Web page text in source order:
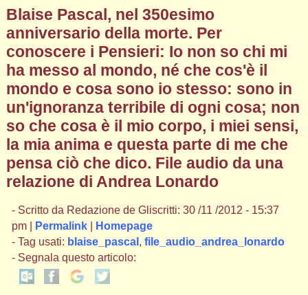
Blaise Pascal, nel 350esimo
anniversario della morte. Per
conoscere i Pensieri: Io non so chi mi
ha messo al mondo, né che cos'è il
mondo e cosa sono io stesso: sono in
un'ignoranza terribile di ogni cosa; non
so che cosa è il mio corpo, i miei sensi,
la mia anima e questa parte di me che
pensa ciò che dico. File audio da una
relazione di Andrea Lonardo
- Scritto da Redazione de Gliscritti: 30 /11 /2012 - 15:37
pm |
Permalink|
Homepage
- Tag usati: blaise_pascal , file_audio_andrea_lonardo
- Segnala questo articolo: